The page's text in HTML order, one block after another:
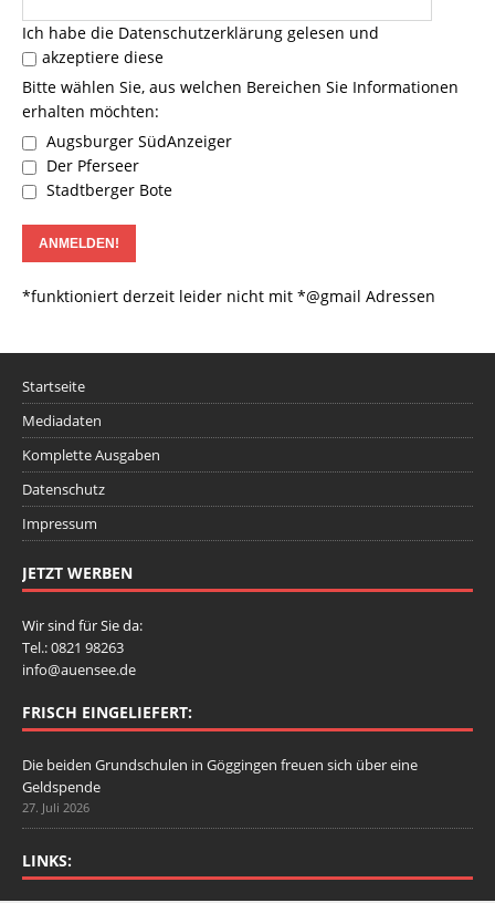
Ich habe die Datenschutzerklärung gelesen und
akzeptiere diese
Bitte wählen Sie, aus welchen Bereichen Sie Informationen
erhalten möchten:
Augsburger SüdAnzeiger
Der Pferseer
Stadtberger Bote
*funktioniert derzeit leider nicht mit *@gmail Adressen
Startseite
Mediadaten
Komplette Ausgaben
Datenschutz
Impressum
JETZT WERBEN
Wir sind für Sie da:
Tel.: 0821 98263
info@auensee.de
FRISCH EINGELIEFERT:
Die beiden Grundschulen in Göggingen freuen sich über eine
Geldspende
27. Juli 2026
LINKS: